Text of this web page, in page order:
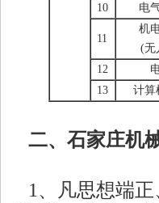
10
电
11
机
(无
12
13
计算
二、石家庄机
1、凡思想端正